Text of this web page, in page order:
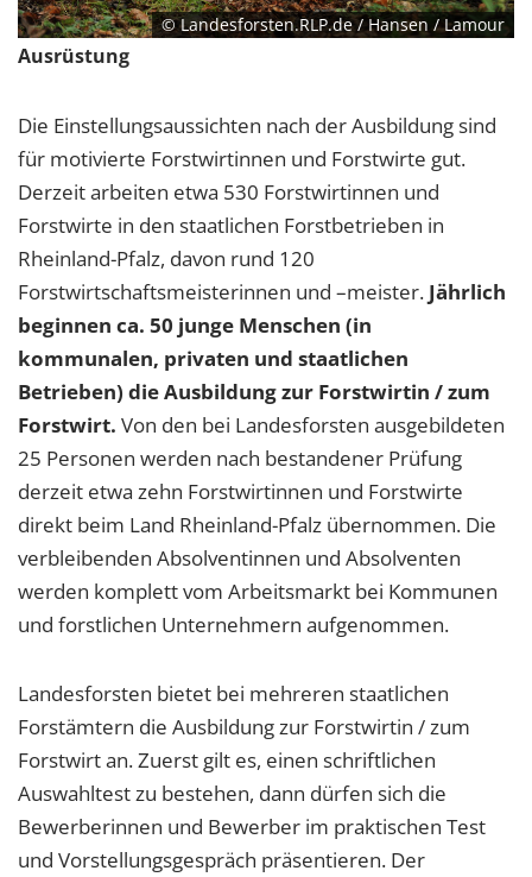
© Landesforsten.RLP.de / Hansen / Lamour
Ausrüstung
Die Einstellungsaussichten nach der Ausbildung sind
für motivierte Forstwirtinnen und Forstwirte gut.
Derzeit arbeiten etwa 530 Forstwirtinnen und
Forstwirte in den staatlichen Forstbetrieben in
Rheinland-Pfalz, davon rund 120
Forstwirtschaftsmeisterinnen und –meister. Jährlich
beginnen ca. 50 junge Menschen (in
kommunalen, privaten und staatlichen
Betrieben) die Ausbildung zur Forstwirtin / zum
Forstwirt. Von den bei Landesforsten ausgebildeten
25 Personen werden nach bestandener Prüfung
derzeit etwa zehn Forstwirtinnen und Forstwirte
direkt beim Land Rheinland-Pfalz übernommen. Die
verbleibenden Absolventinnen und Absolventen
werden komplett vom Arbeitsmarkt bei Kommunen
und forstlichen Unternehmern aufgenommen.
Landesforsten bietet bei mehreren staatlichen
Forstämtern die Ausbildung zur Forstwirtin / zum
Forstwirt an. Zuerst gilt es, einen schriftlichen
Auswahltest zu bestehen, dann dürfen sich die
Bewerberinnen und Bewerber im praktischen Test
und Vorstellungsgespräch präsentieren. Der